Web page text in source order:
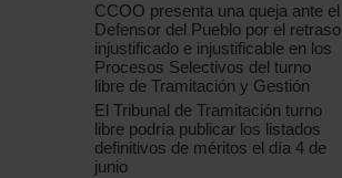
CCOO presenta una queja ante el
Defensor del Pueblo por el retraso
injustificado e injustificable en los
Procesos Selectivos del turno
libre de Tramitación y Gestión
El Tribunal de Tramitación turno
libre podría publicar los listados
definitivos de méritos el día 4 de
junio